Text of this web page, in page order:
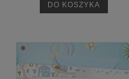
DO KOSZYKA